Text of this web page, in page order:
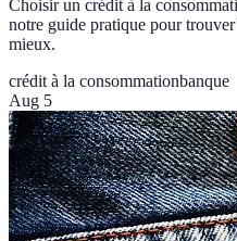
Choisir un crédit à la
notre guide pratique pour
mieux.
crédit à la consommationbanque
Aug 5